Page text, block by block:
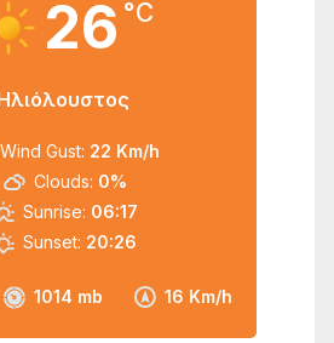
26 °C
1014 mb 16 Km/h
Wind Gust: 22 Km/h
Clouds: 0%
Sunrise: 06:17
Sunset: 20:26